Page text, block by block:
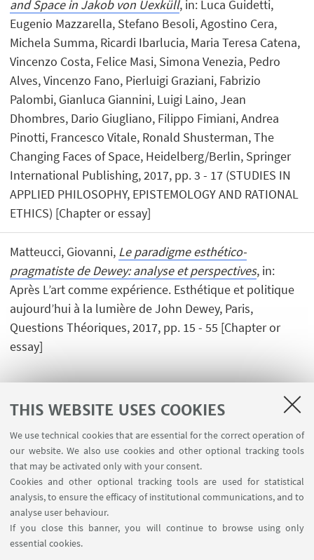
THIS WEBSITE USES COOKIES
We use technical cookies that are essential for the correct operation of
our website. We also use cookies and other optional tracking tools
that may be activated only with your consent.
Cookies and other optional tracking tools are used for statistical
analysis, to ensure the efficacy of institutional communications, and to
analyse user behaviour.
If you close this banner, you will continue to browse using only
essential cookies.
and Space in Jakob von Uexküll, in: Luca Guidetti,
Eugenio Mazzarella, Stefano Besoli, Agostino Cera,
Michela Summa, Ricardi Ibarlucia, Maria Teresa Catena,
Vincenzo Costa, Felice Masi, Simona Venezia, Pedro
Alves, Vincenzo Fano, Pierluigi Graziani, Fabrizio
Palombi, Gianluca Giannini, Luigi Laino, Jean
Dhombres, Dario Giugliano, Filippo Fimiani, Andrea
Pinotti, Francesco Vitale, Ronald Shusterman, The
Changing Faces of Space, Heidelberg/Berlin, Springer
International Publishing, 2017, pp. 3 - 17 (STUDIES IN
APPLIED PHILOSOPHY, EPISTEMOLOGY AND RATIONAL
ETHICS) [Chapter or essay]
Matteucci, Giovanni, Le paradigme esthético-
pragmatiste de Dewey: analyse et perspectives, in:
Après L’art comme expérience. Esthétique et politique
aujourd’hui à la lumière de John Dewey, Paris,
Questions Théoriques, 2017, pp. 15 - 55 [Chapter or
essay]
1 2 3 4
USEFUL LINKS
InfoPoint